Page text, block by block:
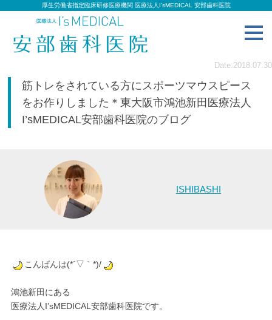
厚生労働省指定臨床研修医療機関 医療法人I’sMEDICAL 安部歯科医院
Date:2018.07.30
筋トレをされている方にスポーツマウスピース
をお作りしました＊東大阪市鴻池新田医療法人
I’sMEDICAL安部歯科医院のブログ
ISHIBASHI
こんばんは(*´▽｀*)/
鴻池新田にある
医療法人I’sMEDICAL安部歯科医院です。